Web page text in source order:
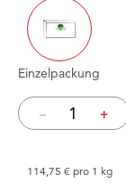
Einzelpackung
– +
114,75 € pro 1 kg